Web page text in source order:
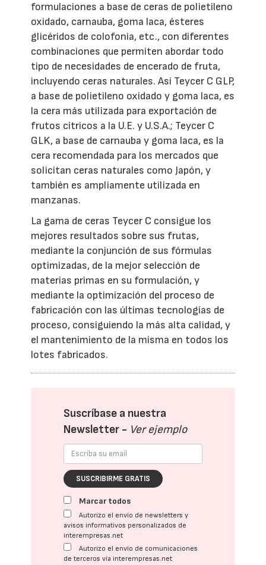
formulaciones a base de ceras de polietileno
oxidado, carnauba, goma laca, ésteres
glicéridos de colofonia, etc., con diferentes
combinaciones que permiten abordar todo
tipo de necesidades de encerado de fruta,
incluyendo ceras naturales. Así Teycer C GLP,
a base de polietileno oxidado y goma laca, es
la cera más utilizada para exportación de
frutos cítricos a la U.E. y U.S.A.; Teycer C
GLK, a base de carnauba y goma laca, es la
cera recomendada para los mercados que
solicitan ceras naturales como Japón, y
también es ampliamente utilizada en
manzanas.
La gama de ceras Teycer C consigue los
mejores resultados sobre sus frutas,
mediante la conjunción de sus fórmulas
optimizadas, de la mejor selección de
materias primas en su formulación, y
mediante la optimización del proceso de
fabricación con las últimas tecnologías de
proceso, consiguiendo la más alta calidad, y
el mantenimiento de la misma en todos los
lotes fabricados.
Suscríbase a nuestra
Newsletter - Ver ejemplo
SUSCRIBIRME GRATIS
Marcar todos
Autorizo el envío de newsletters y
avisos informativos personalizados de
interempresas.net
Autorizo el envío de comunicaciones
de terceros vía interempresas.net